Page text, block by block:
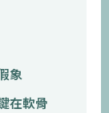
象
在軟骨